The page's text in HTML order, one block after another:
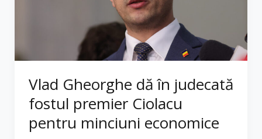
Vlad Gheorghe dă în judecată
fostul premier Ciolacu
pentru minciuni economice